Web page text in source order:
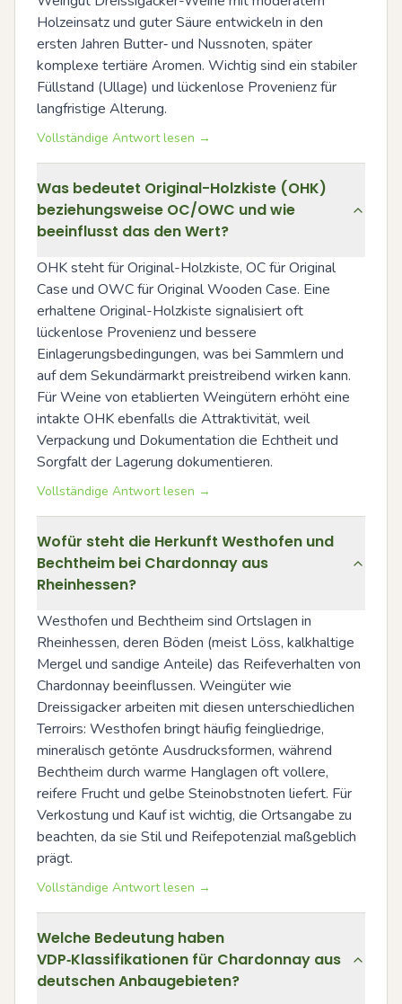
Holzeinsatz und guter Säure entwickeln in den
ersten Jahren Butter‑ und Nussnoten, später
komplexe tertiäre Aromen. Wichtig sind ein stabiler
Füllstand (Ullage) und lückenlose Provenienz für
langfristige Alterung.
Vollständige Antwort lesen →
Was bedeutet Original-Holzkiste (OHK)
beziehungsweise OC/OWC und wie
beeinflusst das den Wert?
OHK steht für Original-Holzkiste, OC für Original
Case und OWC für Original Wooden Case. Eine
erhaltene Original-Holzkiste signalisiert oft
lückenlose Provenienz und bessere
Einlagerungsbedingungen, was bei Sammlern und
auf dem Sekundärmarkt preistreibend wirken kann.
Für Weine von etablierten Weingütern erhöht eine
intakte OHK ebenfalls die Attraktivität, weil
Verpackung und Dokumentation die Echtheit und
Sorgfalt der Lagerung dokumentieren.
Vollständige Antwort lesen →
Wofür steht die Herkunft Westhofen und
Bechtheim bei Chardonnay aus
Rheinhessen?
Westhofen und Bechtheim sind Ortslagen in
Rheinhessen, deren Böden (meist Löss, kalkhaltige
Mergel und sandige Anteile) das Reifeverhalten von
Chardonnay beeinflussen. Weingüter wie
Dreissigacker arbeiten mit diesen unterschiedlichen
Terroirs: Westhofen bringt häufig feingliedrige,
mineralisch getönte Ausdrucksformen, während
Bechtheim durch warme Hanglagen oft vollere,
reifere Frucht und gelbe Steinobstnoten liefert. Für
Verkostung und Kauf ist wichtig, die Ortsangabe zu
beachten, da sie Stil und Reifepotenzial maßgeblich
prägt.
Vollständige Antwort lesen →
Welche Bedeutung haben
VDP‑Klassifikationen für Chardonnay aus
deutschen Anbaugebieten?